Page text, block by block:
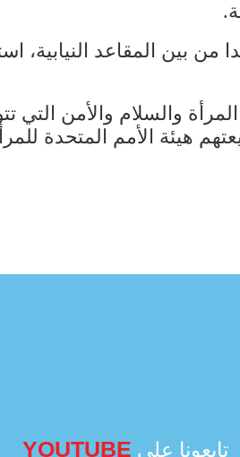
التعديل الذي نقترحه اليوم، على تأمين حد أدنى من التمثيل النسائي في 24 مقعدا من بين المقاعد
هذا المقترح إنفاذا لخطة العمل الوطنية لتطبيق قرار مجلس الأمن 1325 حول المرأة والسلام
هيئة الأمم المتحدة
تابعونا على YOUTUBE